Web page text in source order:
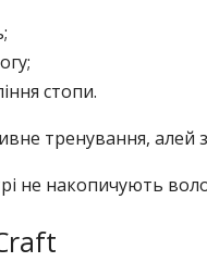
стопи.
тренування,
не накопичують